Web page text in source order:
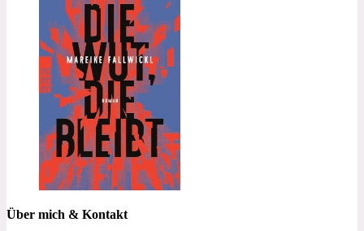
Über mich & Kontakt